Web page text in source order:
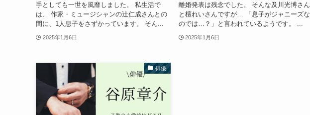
手としても一世を風靡しました。 私生活で
は、 作家・ミュージシャンの辻仁成さんとの
間に、1人息子をさずかっています。 そん...
2025年1月6日
離婚発表は残念でした。 そんな及川光博さん
と檀れいさんですが… 「息子がジャニーズな
のでは…？」と言われているようです。 ...
2025年1月6日
俳優